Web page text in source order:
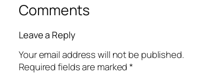
Comments
Leave a Reply
Your email address will not be published.
Required fields are marked*